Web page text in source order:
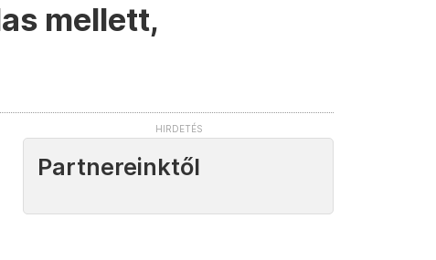
mellett,
Partnereinktől